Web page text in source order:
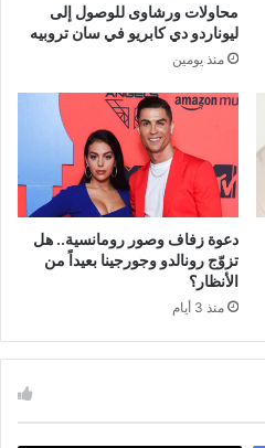
محاولات ورشاوى للوصول إلى
ليوناردو دي كابريو في سان تروبيه
منذ يومين
دعوة زفاف وصور رومانسية.. هل
تزوّج رونالدو وجورجينا بعيداً من
الأنظار؟
منذ 3 أيام